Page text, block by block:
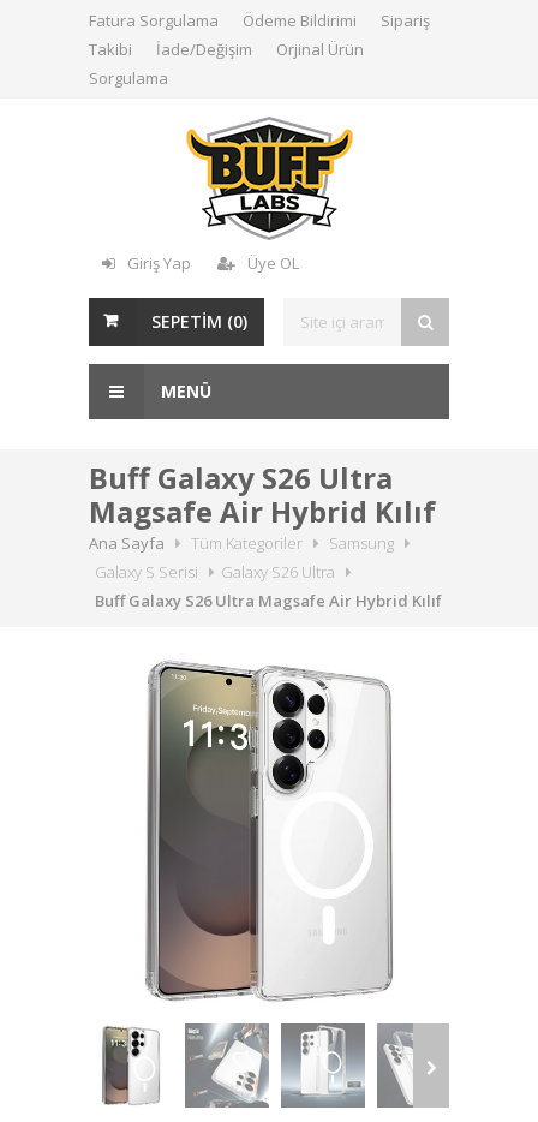
Fatura Sorgulama Ödeme Bildirimi
Sipariş
Takibi
İade/Değişim
Orjinal Ürün
Sorgulama
Giriş Yap Üye OL
SEPETİM (0)
MENÜ
Buff Galaxy S26 Ultra
Magsafe Air Hybrid Kılıf
Ana Sayfa Tüm Kategoriler
Samsung
Galaxy S Serisi
Galaxy S26 Ultra
Buff Galaxy S26 Ultra Magsafe Air Hybrid Kılıf